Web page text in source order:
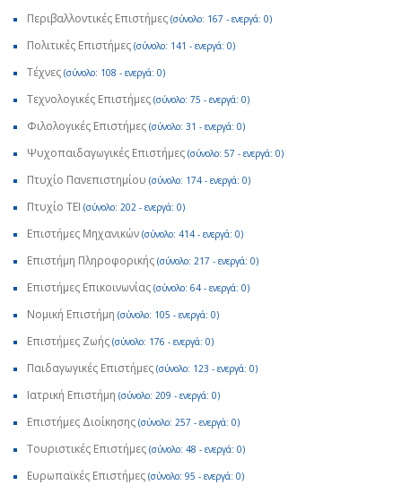
Περιβαλλοντικές Επιστήμες (σύνολο: 167 - ενεργά: 0)
Πολιτικές Επιστήμες (σύνολο: 141 - ενεργά: 0)
Τέχνες (σύνολο: 108 - ενεργά: 0)
Τεχνολογικές Επιστήμες (σύνολο: 75 - ενεργά: 0)
Φιλολογικές Επιστήμες (σύνολο: 31 - ενεργά: 0)
Ψυχοπαιδαγωγικές Επιστήμες (σύνολο: 57 - ενεργά: 0)
Πτυχίο Πανεπιστημίου (σύνολο: 174 - ενεργά: 0)
Πτυχίο ΤΕΙ (σύνολο: 202 - ενεργά: 0)
Επιστήμες Μηχανικών (σύνολο: 414 - ενεργά: 0)
Επιστήμη Πληροφορικής (σύνολο: 217 - ενεργά: 0)
Επιστήμες Επικοινωνίας (σύνολο: 64 - ενεργά: 0)
Νομική Επιστήμη (σύνολο: 105 - ενεργά: 0)
Επιστήμες Ζωής (σύνολο: 176 - ενεργά: 0)
Παιδαγωγικές Επιστήμες (σύνολο: 123 - ενεργά: 0)
Ιατρική Επιστήμη (σύνολο: 209 - ενεργά: 0)
Επιστήμες Διοίκησης (σύνολο: 257 - ενεργά: 0)
Τουριστικές Επιστήμες (σύνολο: 48 - ενεργά: 0)
Ευρωπαϊκές Επιστήμες (σύνολο: 95 - ενεργά: 0)